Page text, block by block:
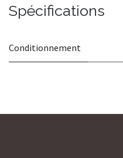
Spécifications
Conditionnement